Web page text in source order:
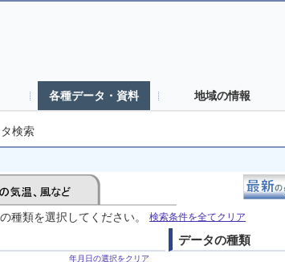
各種データ・資料 地域の情報
検索
種類を選択してください。 検索条件を全てクリア
年月日の選択をクリア
データの種類